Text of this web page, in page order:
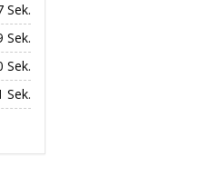
Sek.
Sek.
Sek.
Sek.